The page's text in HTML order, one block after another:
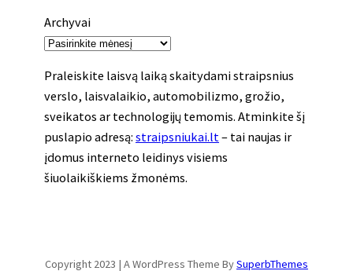
Archyvai
Praleiskite laisvą laiką skaitydami straipsnius
verslo, laisvalaikio, automobilizmo, grožio,
sveikatos ar technologijų temomis. Atminkite šį
puslapio adresą: straipsniukai.lt– tai naujas ir
įdomus interneto leidinys visiems
šiuolaikiškiems žmonėms.
Copyright 2023 | A WordPress Theme BySuperbThemes